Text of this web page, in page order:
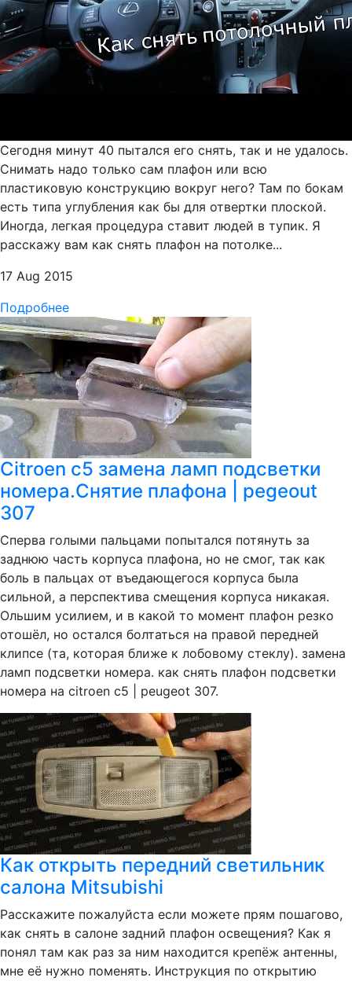
Сегодня минут 40 пытался его снять, так и не удалось.
Снимать надо только сам плафон или всю
пластиковую конструкцию вокруг него? Там по бокам
есть типа углубления как бы для отвертки плоской.
Иногда, легкая процедура ставит людей в тупик. Я
расскажу вам как снять плафон на потолке...
17 Aug 2015
Подробнее
Citroen c5 замена ламп подсветки
номера.Снятие плафона | pegeout
307
Сперва голыми пальцами попытался потянуть за
заднюю часть корпуса плафона, но не смог, так как
боль в пальцах от въедающегося корпуса была
сильной, а перспектива смещения корпуса никакая.
Ольшим усилием, и в какой то момент плафон резко
отошёл, но остался болтаться на правой передней
клипсе (та, которая ближе к лобовому стеклу). замена
ламп подсветки номера. как снять плафон подсветки
номера на citroen с5 | peugeot 307.
Как открыть передний светильник
салона Mitsubishi
Расскажите пожалуйста если можете прям пошагово,
как снять в салоне задний плафон освещения? Как я
понял там как раз за ним находится крепёж антенны,
мне её нужно поменять. Инструкция по открытию